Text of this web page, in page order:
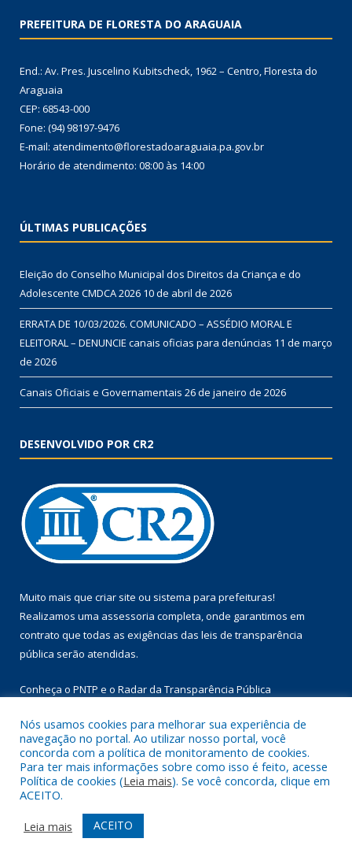
PREFEITURA DE FLORESTA DO ARAGUAIA
End.: Av. Pres. Juscelino Kubitscheck, 1962 – Centro, Floresta do
Araguaia
CEP: 68543-000
Fone: (94) 98197-9476
E-mail: atendimento@florestadoaraguaia.pa.gov.br
Horário de atendimento: 08:00 às 14:00
ÚLTIMAS PUBLICAÇÕES
Eleição do Conselho Municipal dos Direitos da Criança e do
Adolescente CMDCA 2026 10 de abril de 2026
ERRATA DE 10/03/2026. COMUNICADO – ASSÉDIO MORAL E
ELEITORAL – DENUNCIE canais oficias para denúncias 11 de março
de 2026
Canais Oficiais e Governamentais 26 de janeiro de 2026
DESENVOLVIDO POR CR2
Muito mais que criar site ou sistema para prefeituras!
Realizamos uma assessoria completa, onde garantimos em
contrato que todas as exigências das leis de transparência
pública serão atendidas.
Conheça o PNTP e o Radar da Transparência Pública
Todos os direitos reservados a Prefeitura Municipal de Floresta
do Araguaia.
Mapa do Site
Acessar Área Administrativa
Acessar Webmail
Nós usamos cookies para melhorar sua experiência de
navegação no portal. Ao utilizar nosso portal, você
concorda com a política de monitoramento de cookies.
Para ter mais informações sobre como isso é feito, acesse
Política de cookies (Leia mais). Se você concorda, clique em
ACEITO.
Leia mais
ACEITO